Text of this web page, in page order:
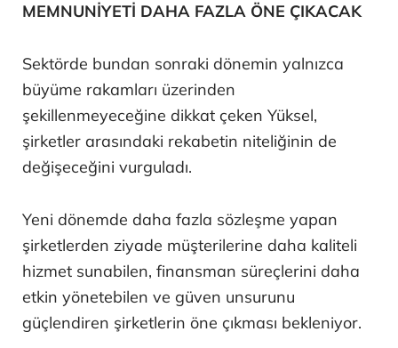
MEMNUNİYETİ DAHA FAZLA ÖNE ÇIKACAK
Sektörde bundan sonraki dönemin yalnızca
büyüme rakamları üzerinden
şekillenmeyeceğine dikkat çeken Yüksel,
şirketler arasındaki rekabetin niteliğinin de
değişeceğini vurguladı.
Yeni dönemde daha fazla sözleşme yapan
şirketlerden ziyade müşterilerine daha kaliteli
hizmet sunabilen, finansman süreçlerini daha
etkin yönetebilen ve güven unsurunu
güçlendiren şirketlerin öne çıkması bekleniyor.